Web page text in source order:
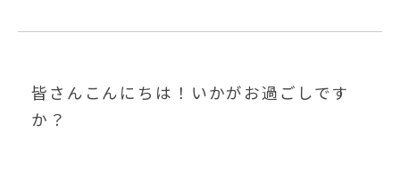
皆さんこんにちは！いかがお過ごしです
か？